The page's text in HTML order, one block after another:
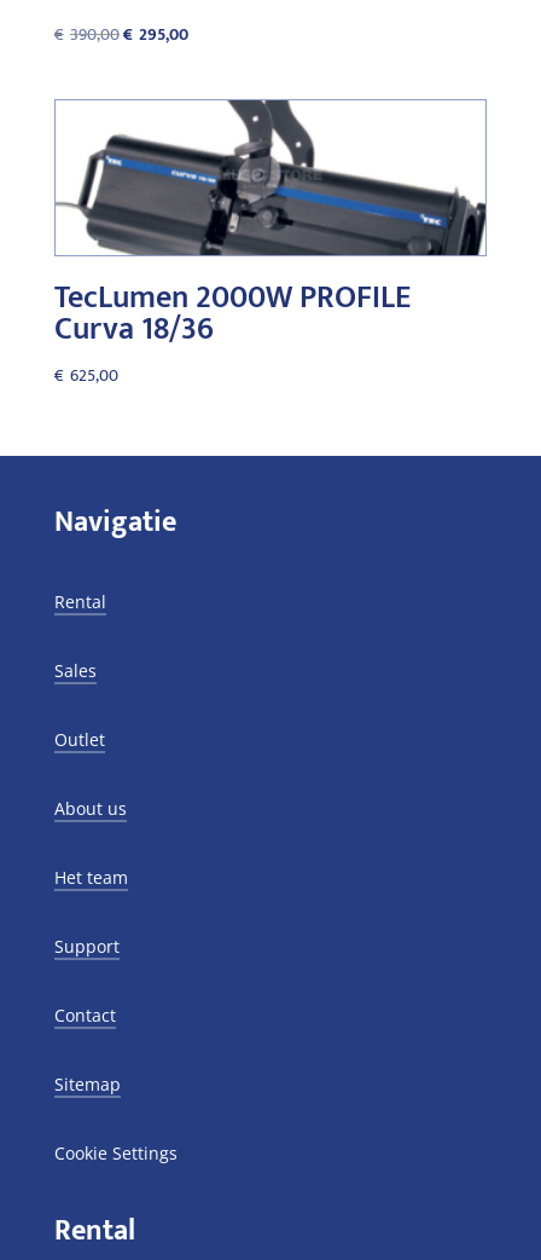
€ 390,00Oorspronkelijke
€ 295,00Huidige
€295,00.
TecLumen 2000W PROFILE
Curva 18/36
€ 625,00
Navigatie
Rental
Sales
Outlet
About us
Het team
Support
Contact
Sitemap
Cookie Settings
Rental